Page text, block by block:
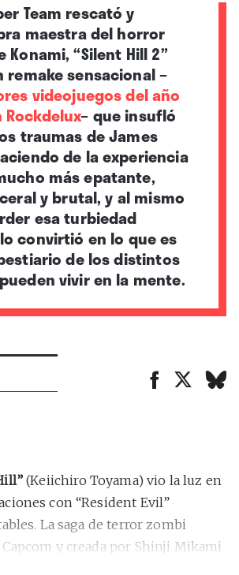
Team rescató y
maestra del horror
“Silent Hill 2”
remake sensacional–
videojuegos del año
– que insufló
traumas de James
de la experiencia
más epatante,
y brutal, y al mismo
esa turbiedad
convirtió en lo que es
de los distintos
vivir en la mente.
(Keiichiro Toyama) vio la luz en
con “Resident Evil”
La saga de terror zombi
y creada por Shinji Mikami